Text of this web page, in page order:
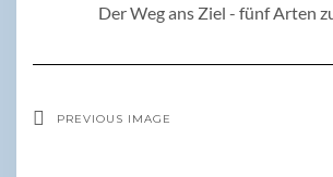
Der Weg ans Ziel - fünf Arten
PREVIOUS IMAGE